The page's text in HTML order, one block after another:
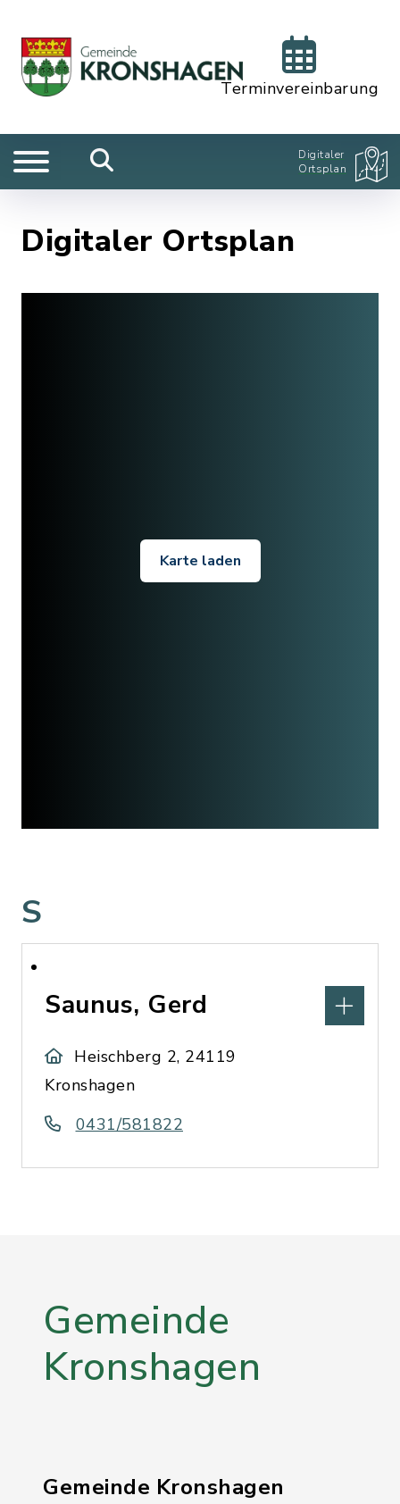
Terminvereinbarung
Digitaler
Ortsplan
Digitaler Ortsplan
Karte laden
S
Saunus, Gerd
Heischberg 2, 24119
Kronshagen
0431/581822
Gemeinde
Kronshagen
Gemeinde Kronshagen